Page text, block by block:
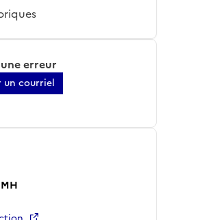
erreur
un courriel